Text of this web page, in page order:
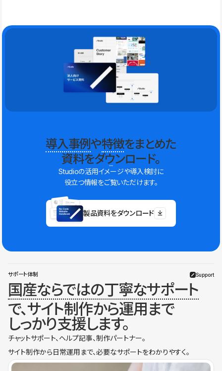
導入事例や特徴をまとめた
資料をダウンロード。
Studioの活用イメージや導入検討に
役立つ情報をご覧いただけます。
製品資料をダウンロード
サポート体制 Support
国産ならではの丁寧なサポート
で、サイト制作から運用まで
しっかり支援します。
チャットサポート、ヘルプ記事、制作パートナー。
サイト制作から日常運用まで、必要なサポートをわかりやすく。